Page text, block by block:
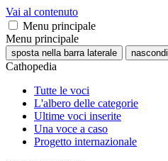
Vai al contenuto
Menu principale
Menu principale
sposta nella barra laterale nascondi
Cathopedia
Tutte le voci
L'albero delle categorie
Ultime voci inserite
Una voce a caso
Progetto internazionale